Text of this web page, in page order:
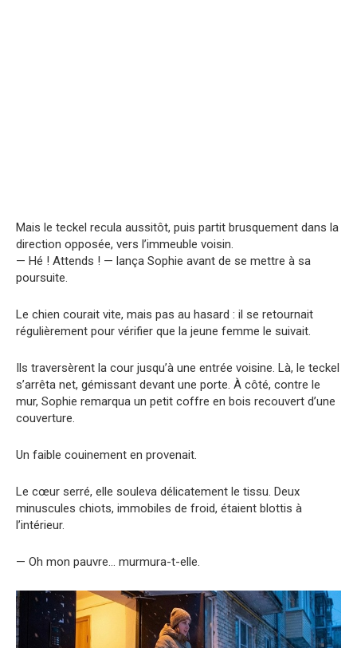
Mais le teckel recula aussitôt, puis partit brusquement dans la
direction opposée, vers l’immeuble voisin.
— Hé ! Attends ! — lança Sophie avant de se mettre à sa
poursuite.
Le chien courait vite, mais pas au hasard : il se retournait
régulièrement pour vérifier que la jeune femme le suivait.
Ils traversèrent la cour jusqu’à une entrée voisine. Là, le teckel
s’arrêta net, gémissant devant une porte. À côté, contre le
mur, Sophie remarqua un petit coffre en bois recouvert d’une
couverture.
Un faible couinement en provenait.
Le cœur serré, elle souleva délicatement le tissu. Deux
minuscules chiots, immobiles de froid, étaient blottis à
l’intérieur.
— Oh mon pauvre… murmura-t-elle.